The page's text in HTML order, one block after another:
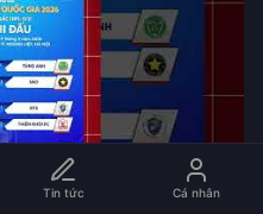
Tin tức Cá nhân